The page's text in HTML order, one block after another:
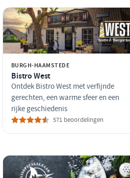
BURGH-HAAMSTEDE
Bistro West
Ontdek Bistro West met verfijnde
gerechten, een warme sfeer en een
rijke geschiedenis
571 beoordelingen